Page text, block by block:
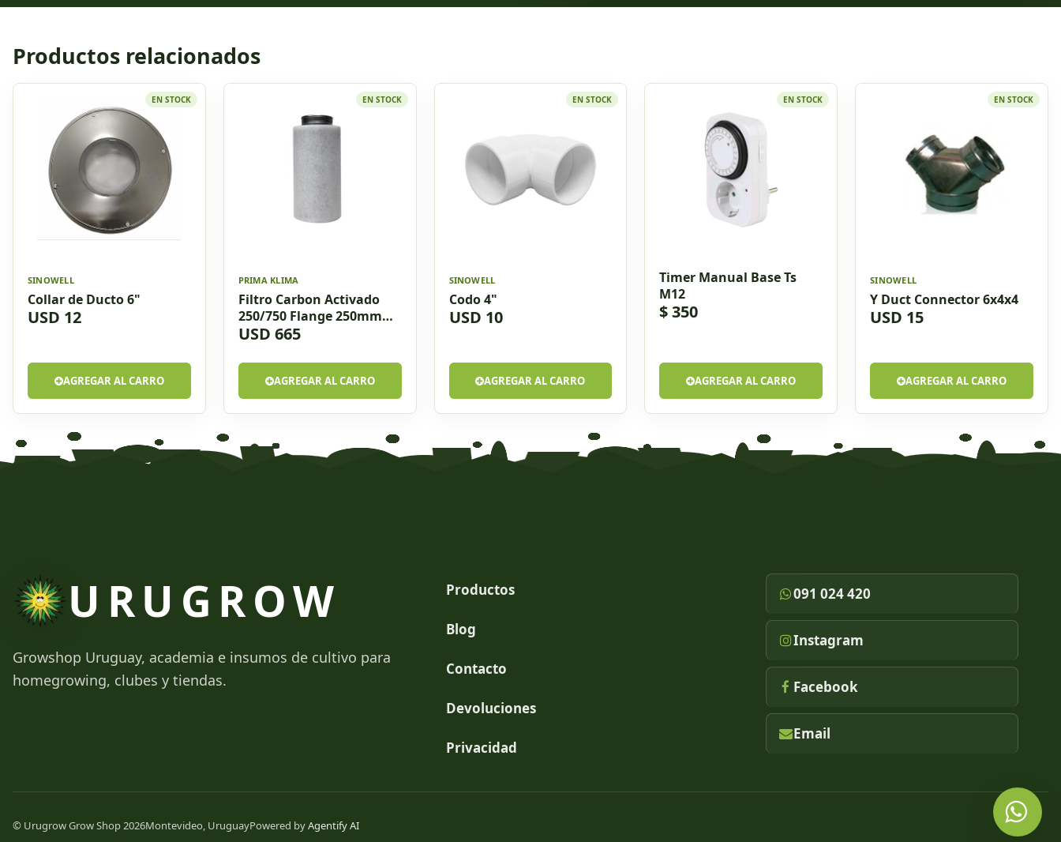
Productos relacionados
EN STOCK
SINOWELL
Collar de Ducto 6"
USD 12
AGREGAR AL CARRO
EN STOCK
PRIMA KLIMA
Filtro Carbon Activado
250/750 Flange 250mm
13,4 Kg 1800m3/h
USD 665
AGREGAR AL CARRO
EN STOCK
SINOWELL
Codo 4"
USD 10
AGREGAR AL CARRO
EN STOCK
Timer Manual Base Ts
M12
$ 350
AGREGAR AL CARRO
EN STOCK
SINOWELL
Y Duct Connector 6x4x4
USD 15
AGREGAR AL CARRO
URUGROW
Growshop Uruguay, academia e insumos de cultivo para
homegrowing, clubes y tiendas.
Productos
Blog
Contacto
Devoluciones
Privacidad
091 024 420
Instagram
Facebook
Email
© Urugrow Grow Shop 2026Montevideo, UruguayPowered byAgentify AI